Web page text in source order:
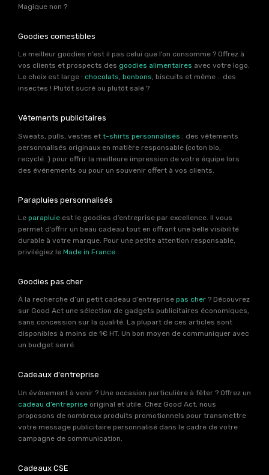
Magique non ?
Goodies comestibles
Le meilleur goodies n’est il pas celui que l’on consomme ? Offrez à
vos clients et prospects des goodies alimentaires avec votre logo.
Le choix est large : chocolats, bonbons, biscuits et même .. des
insectes ! Plutôt sucré ou plutôt salé ?
Vêtements publicitaires
Sweats, pulls, vestes et t-shirts personnalisés : des vêtements
personnalisés originaux en matière responsable (coton bio,
recyclé…) pour offrir la meilleure impression de votre équipe lors
des événements ou pour un souvenir offert à vos clients.
Parapluies personnalisés
Le parapluie est le goodies d’entreprise par excellence. Il vous
permet d’offrir un beau cadeau tout en offrant une belle visibilité
durable à votre marque. Pour une petite attention responsable,
privilégiez le Made in France.
Goodies pas cher
À la recherche d’un petit cadeau d’entreprise pas cher ? Découvrez
sur Good Act une sélection de gadgets publicitaires économiques,
sans concession sur la qualité. La plupart de ces articles sont
disponibles à moins de 1€ HT. Un bon moyen de communiquer avec
un budget serré.
Cadeaux d'entreprise
Un événement à venir ? Une occasion particulière à fêter ? Offrez un
cadeau d’entreprise original et utile. Chez Good Act, nous
proposons de nombreux produits promotionnels pour transmettre
votre message publicitaire personnalisé dans le cadre de votre
campagne de communication.
Cadeaux CSE